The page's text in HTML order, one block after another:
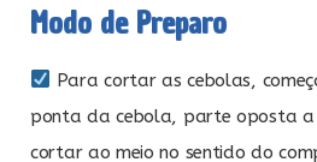
Modo de Preparo
Para cortar as cebolas,
ponta da cebola, parte oposta a
cortar ao meio no sentido do